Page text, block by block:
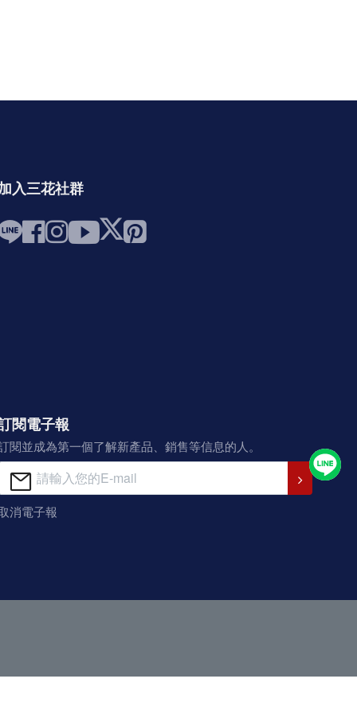
入三花社群
閱電子報
閱並成為第一個了解新產品、銷售等信息的人。
消電子報